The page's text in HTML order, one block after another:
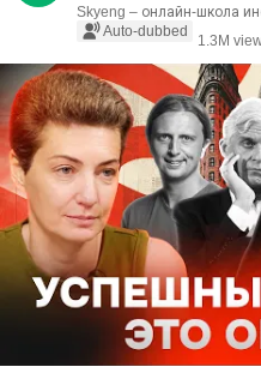
Skyeng – онлайн-школа
Auto-dubbed
1.3M